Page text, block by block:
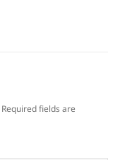
Required fields are